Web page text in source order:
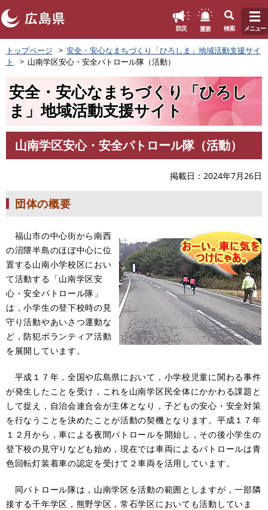
ペ
ー
ジ
す
防災 重要 検索 メニュー
トップページ
安全・安心なまちづくり「ひろしま」地域活動支援サイ
ト
山南学区安心・安全パトロール隊（活動）
安全・安心なまちづくり「ひろし
ま」地域活動支援サイト
文
山南学区安心・安全パトロール隊（活動）
掲載日 2024年7月26日
団体の概要
福山市の中心街から南西
の沼隈半島のほぼ中心に位
置する山南小学校区におい
て活動する「山南学区安
心・安全パトロール隊」
は，小学生の登下校時の見
守り活動やあいさつ運動な
ど，防犯ボランティア活動
を展開しています。
平成１７年，全国や広島県において，小学校児童に関わる事件
が発生したことを受け，これを山南学区民全体にかかわる課題と
して捉え，自治会連合会が主体となり，子どもの安心・安全対策
を行なうことを決めたことが活動の契機となります。平成１７年
１２月から，車による夜間パトロールを開始し，その後小学生の
登下校の見守りなども始め，現在では車両によるパトロールは青
色回転灯装着車の認定を受けて２車両を活用しています。
同パトロール隊は，山南学区を活動の範囲としますが，一部隣
接する千年学区，熊野学区，常石学区においても活動していま